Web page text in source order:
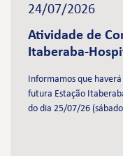
24/07/2026
Atividade de
Itaberaba-
Informamos que
futura Estação
do dia 25/07/26